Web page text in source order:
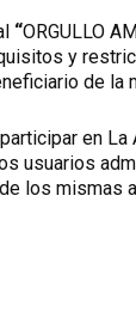
“ORGULLO
y
de la
en
usuarios
los mismas